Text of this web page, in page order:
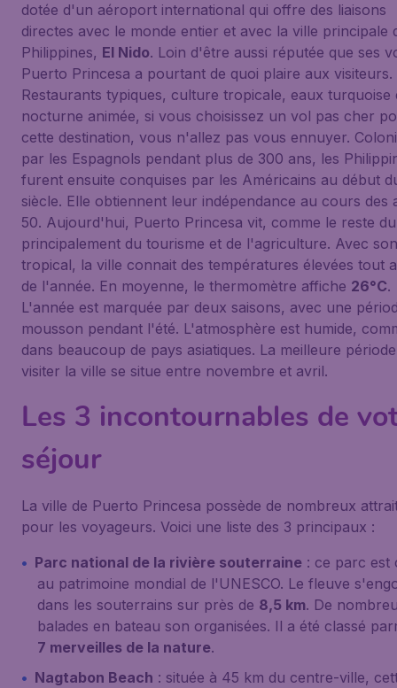
dotée d'un aéroport international qui offre des liaisons
directes avec le monde entier et avec la ville principale
Philippines, El Nido. Loin d'être aussi réputée que ses
Puerto Princesa a pourtant de quoi plaire aux visiteurs.
Restaurants typiques, culture tropicale, eaux turquoise
nocturne animée, si vous choisissez un vol pas cher
cette destination, vous n'allez pas vous ennuyer.
par les Espagnols pendant plus de 300 ans, les
furent ensuite conquises par les Américains au début
siècle. Elle obtiennent leur indépendance au cours des
50. Aujourd'hui, Puerto Princesa vit, comme le reste
principalement du tourisme et de l'agriculture. Avec
tropical, la ville connait des températures élevées tout
de l'année. En moyenne, le thermomètre affiche 26°C.
L'année est marquée par deux saisons, avec une
mousson pendant l'été. L'atmosphère est humide,
dans beaucoup de pays asiatiques. La meilleure
visiter la ville se situe entre novembre et avril.
Les 3 incontournables de
séjour
La ville de Puerto Princesa possède de nombreux
pour les voyageurs. Voici une liste des 3 principaux :
Parc national de la rivière souterraine : ce parc est
au patrimoine mondial de l'UNESCO. Le fleuve
dans les souterrains sur près de 8,5 km. De
balades en bateau son organisées. Il a été classé
7 merveilles de la nature.
Nagtabon Beach : située à 45 km du centre-ville,